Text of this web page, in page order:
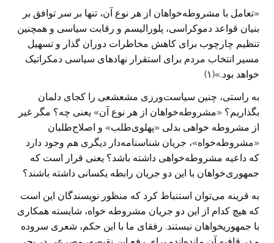
«تعامل با مشروطه‌خواهان از هر نوع آن، تنها بر سر توافق بر
بنیان قواعد دموکراسی، پلورالیسم و رقابت سیاسی و همچنین
تنظیم چارچوب برای کاهش مخاطرات دوران گذار و تسهیل
مسیر انتخاب مردم برای استقرار نهادهای سیاسی دمکراتیک
خواهد بود.»(۱)
به راستی، چنین سیاست‌ورزی مشعشعی را کجای دلمان
بگذاریم؟ «مشروطه‌خواهان از هر نوع آن» یعنی چه؟ مگر غیر
از مشروطه خواهی بدلی «پهلوی‌طلب» و اصلاح‌طلبان
«مشروطه‌خواه»، جریان شناسنامه‌دار دیگری هم وجود دارد
که داعیه مشروطه‌خواهی داشته باشد؟ یعنی قرار است که
جمهوری‌خواهان با این دو جریان رابطه یکسانی داشته باشند؟
به قرینه می‌توان استنباط کرد که منظور نویسندگان این است
که هیچ کدام از این دو جریان مشروطه خواه، شایسته همکاری
با جمهوریخواهان نیستند. رفقای ما با این حکم، شعری سروده